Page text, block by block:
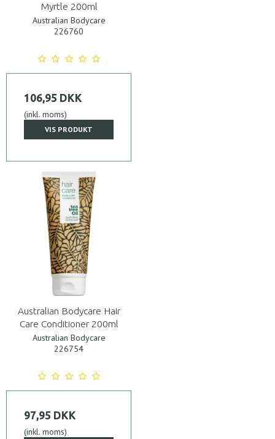
Myrtle 200ml
Australian Bodycare
226760
106,95 DKK
(inkl. moms)
VIS PRODUKT
Australian Bodycare Hair
Care Conditioner 200ml
Australian Bodycare
226754
97,95 DKK
(inkl. moms)